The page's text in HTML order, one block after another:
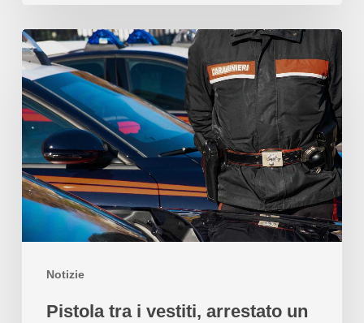
Notizie
Pistola tra i vestiti, arrestato un